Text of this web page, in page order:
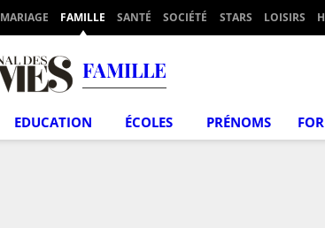
MARIAGE FAMILLE SANTÉ SOCIÉTÉ STARS LOISIRS
FAMILLE
EDUCATION ÉCOLES PRÉNOMS